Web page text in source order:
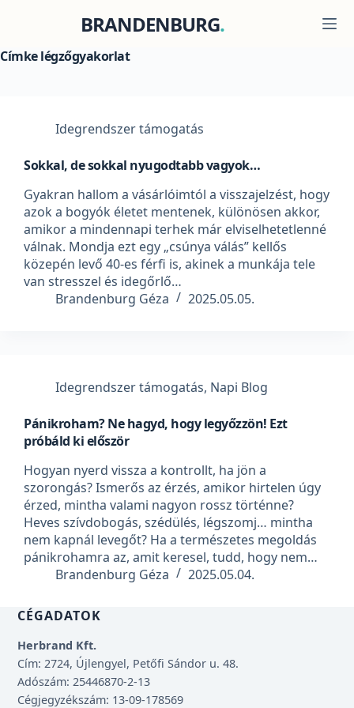
BRANDENBURG
Címkelégzőgyakorlat
Idegrendszer támogatás
Sokkal, de sokkal nyugodtabb vagyok…
Gyakran hallom a vásárlóimtól a visszajelzést, hogy
azok a bogyók életet mentenek, különösen akkor,
amikor a mindennapi terhek már elviselhetetlenné
válnak. Mondja ezt egy „csúnya válás” kellős
közepén levő 40-es férfi is, akinek a munkája tele
van stresszel és idegőrlő…
Brandenburg Géza
2025.05.05.
Idegrendszer támogatás, Napi Blog
Pánikroham? Ne hagyd, hogy legyőzzön! Ezt
próbáld ki először
Hogyan nyerd vissza a kontrollt, ha jön a
szorongás? Ismerős az érzés, amikor hirtelen úgy
érzed, mintha valami nagyon rossz történne?
Heves szívdobogás, szédülés, légszomj… mintha
nem kapnál levegőt? Ha a természetes megoldás
pánikrohamra az, amit keresel, tudd, hogy nem…
Brandenburg Géza
2025.05.04.
CÉGADATOK
Herbrand Kft.
Cím: 2724, Újlengyel, Petőfi Sándor u. 48.
Adószám: 25446870-2-13
Cégjegyzékszám: 13-09-178569